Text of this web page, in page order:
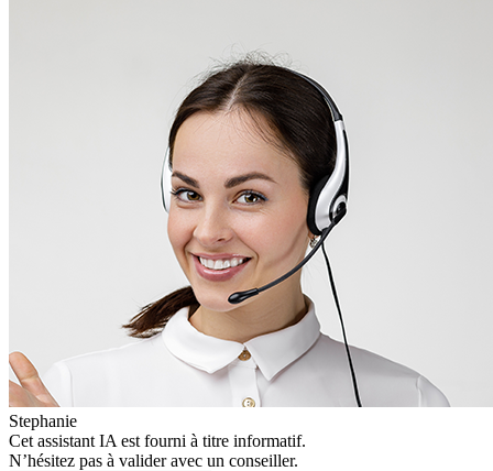
Stephanie
Cet assistant IA est fourni à titre informatif.
N’hésitez pas à valider avec un conseiller.